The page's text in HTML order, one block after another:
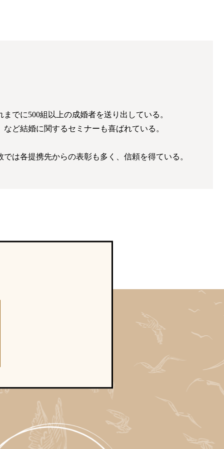
でに500組以上の成婚者を送り出している。
ど結婚に関するセミナーも喜ばれている。
は各提携先からの表彰も多く、信頼を得ている。